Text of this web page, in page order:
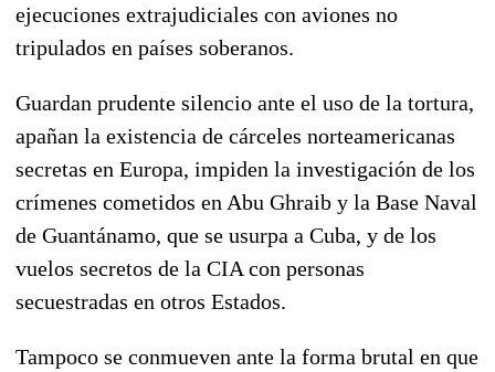
ejecuciones extrajudiciales con aviones no
tripulados en países soberanos.
Guardan prudente silencio ante el uso de la tortura,
apañan la existencia de cárceles norteamericanas
secretas en Europa, impiden la investigación de los
crímenes cometidos en Abu Ghraib y la Base Naval
de Guantánamo, que se usurpa a Cuba, y de los
vuelos secretos de la CIA con personas
secuestradas en otros Estados.
Tampoco se conmueven ante la forma brutal en que